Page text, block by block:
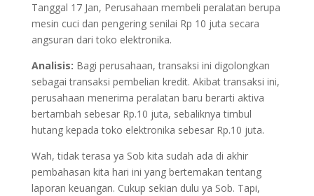
Tanggal 17 Jan, Perusahaan membeli peralatan berupa
mesin cuci dan pengering senilai Rp 10 juta secara
angsuran dari toko elektronika.
Analisis: Bagi perusahaan, transaksi ini digolongkan
sebagai transaksi pembelian kredit. Akibat transaksi ini,
perusahaan menerima peralatan baru berarti aktiva
bertambah sebesar Rp.10 juta, sebaliknya timbul
hutang kepada toko elektronika sebesar Rp.10 juta.
Wah, tidak terasa ya Sob kita sudah ada di akhir
pembahasan kita hari ini yang bertemakan tentang
laporan keuangan. Cukup sekian dulu ya Sob. Tapi,